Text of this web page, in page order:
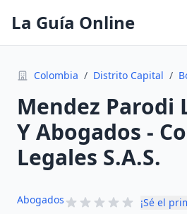
La Guía Online
Colombia / Distrito Capital /
Mendez Parodi
Y Abogados -
Legales S.A.S.
Abogados ¡Sé el